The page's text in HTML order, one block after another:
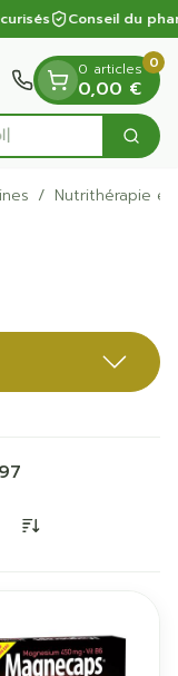
Conseil du
0 articles
0,00 €
0
/ Nutrithérapie